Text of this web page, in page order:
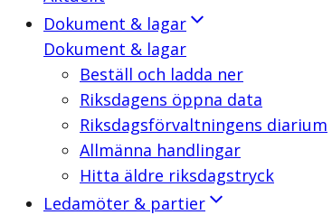
Dokument & lagar
Dokument & lagar
Beställ och ladda ner
Riksdagens öppna data
Riksdagsförvaltningens diarium
Allmänna handlingar
Hitta äldre riksdagstryck
Ledamöter & partier